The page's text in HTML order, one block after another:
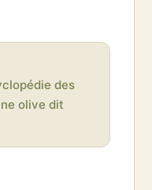
des
olive dit